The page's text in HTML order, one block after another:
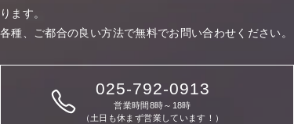
ります。
各種、ご都合の良い方法で無料でお問い合わせください。
025-792-0913
営業時間8時～18時
（土日も休まず営業しています！）